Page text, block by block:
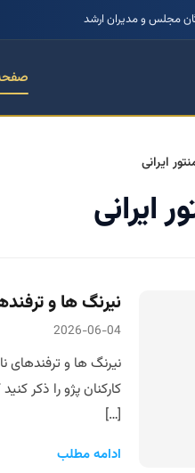
مجلس و مدیران ارشد
ایرانی
ایرانی
نیرنگ ها و
2026-06-04
نیرنگ ها و ترفندهای
[…]
ادامه مطلب